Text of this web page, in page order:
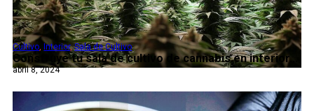
Construye tu sala de cultivo de cannabis en interior...
Cultivo, Interior,Sala de Cultivo
abril 8, 2024